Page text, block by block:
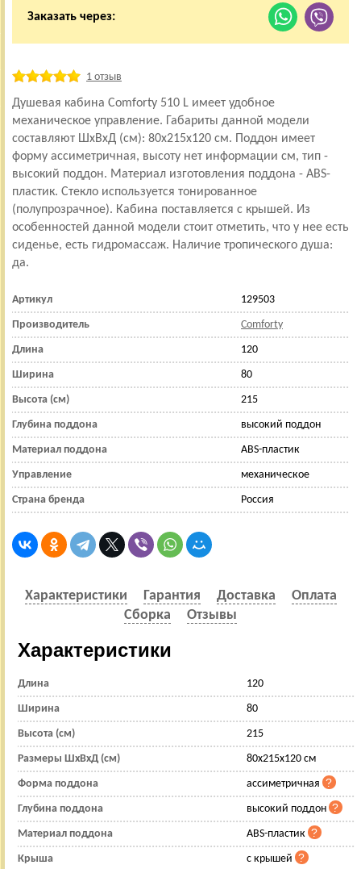
Заказать через:
1 отзыв
Душевая кабина Comforty 510 L имеет удобное
механическое управление. Габариты данной модели
составляют ШхВхД (см): 80x215x120 см. Поддон имеет
форму ассиметричная, высоту нет информации см, тип -
высокий поддон. Материал изготовления поддона - ABS-
пластик. Стекло используется тонированное
(полупрозрачное). Кабина поставляется с крышей. Из
особенностей данной модели стоит отметить, что у нее есть
сиденье, есть гидромассаж. Наличие тропического душа:
да.
Артикул 129503
Производитель Comforty
Длина 120
Ширина 80
Высота (см) 215
Глубина поддона высокий поддон
Материал поддона ABS-пластик
Управление механическое
Страна бренда Россия
Характеристики Гарантия Доставка
Оплата
Сборка
Отзывы
Характеристики
Длина 120
Ширина 80
Высота (см) 215
Размеры ШхВхД (см) 80x215x120 см
Форма поддона ассиметричная
Глубина поддона высокий поддон
Материал поддона ABS-пластик
Крыша с крышей